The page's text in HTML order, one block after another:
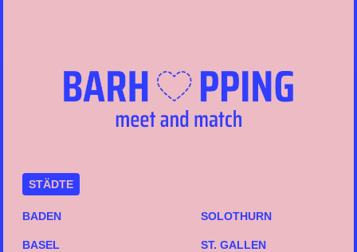
STÄDTE
BADEN
BASEL
SOLOTHURN
ST. GALLEN